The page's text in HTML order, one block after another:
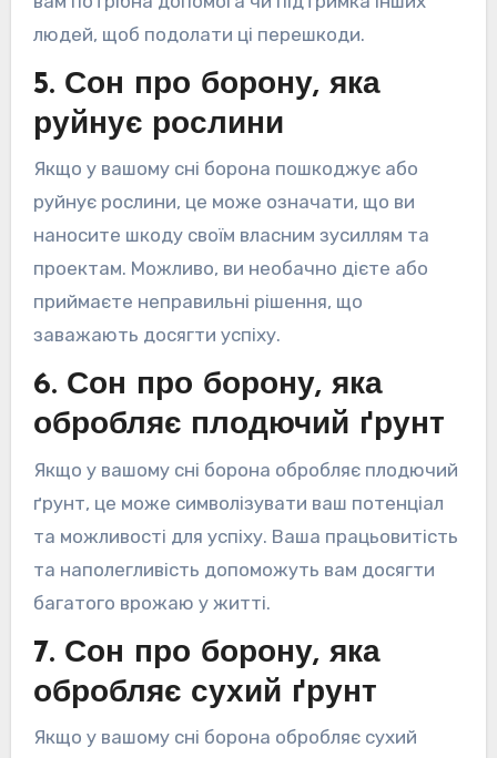
людей, щоб подолати ці перешкоди.
5. Сон про борону, яка
руйнує рослини
Якщо у вашому сні борона пошкоджує або
руйнує рослини, це може означати, що ви
наносите шкоду своїм власним зусиллям та
проектам. Можливо, ви необачно дієте або
приймаєте неправильні рішення, що
заважають досягти успіху.
6. Сон про борону, яка
обробляє плодючий ґрунт
Якщо у вашому сні борона обробляє плодючий
ґрунт, це може символізувати ваш потенціал
та можливості для успіху. Ваша працьовитість
та наполегливість допоможуть вам досягти
багатого врожаю у житті.
7. Сон про борону, яка
обробляє сухий ґрунт
Якщо у вашому сні борона обробляє сухий